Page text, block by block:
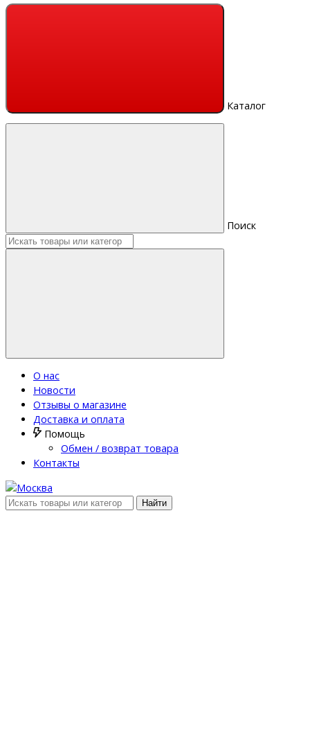
Каталог
Поиск
О нас
Новости
Отзывы о магазине
Доставка и оплата
Помощь
Обмен / возврат товара
Контакты
Найти